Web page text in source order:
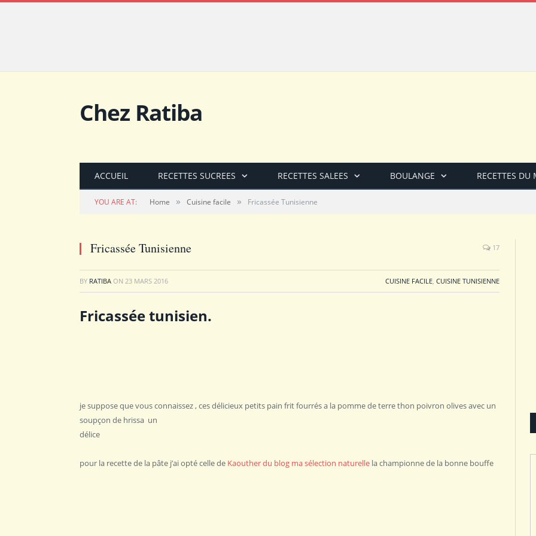
Chez Ratiba
ACCUEIL RECETTES SUCREES RECETTES SALEES BOULANGE RECETTES DU
YOU ARE AT: Home » Cuisine facile » Fricassée Tunisienne
Fricassée Tunisienne 17
BY RATIBA ON 23 MARS 2016 CUISINE FACILE, CUISINE TUNISIENNE
Fricassée tunisien.
je suppose que vous connaissez , ces délicieux petits pain frit fourrés a la pomme de terre thon poivron olives avec un
soupçon de hrissa un
délice
pour la recette de la pâte j’ai opté celle de Kaouther du blog ma sélection naturelle la championne de la bonne bouffe